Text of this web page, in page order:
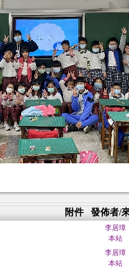
附件 發佈者/
李居璋
本站
李居璋
本站